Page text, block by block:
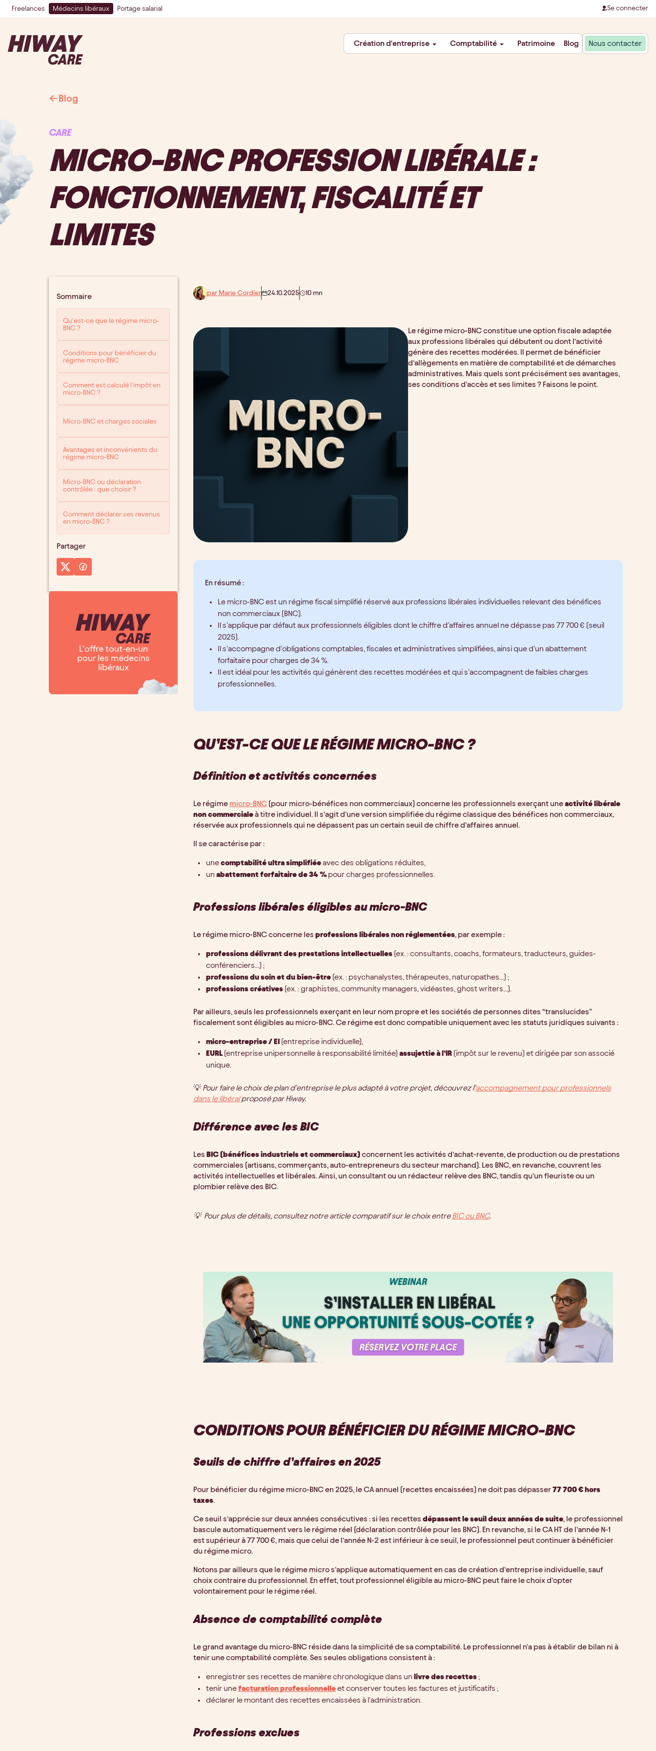
Freelances Médecins libéraux Portage salarial Se connecter
Création d'entreprise Comptabilité Patrimoine Blog Nous contacter
Blog
CARE
MICRO-BNC PROFESSION LIBÉRALE :
FONCTIONNEMENT, FISCALITÉ ET
LIMITES
Sommaire
Qu’est-ce que le régime micro-
BNC ?
Conditions pour bénéficier du
régime micro-BNC
Comment est calculé l’impôt en
micro-BNC ?
Micro-BNC et charges sociales
Avantages et inconvénients du
régime micro-BNC
Micro-BNC ou déclaration
contrôlée : que choisir ?
Comment déclarer ses revenus
en micro-BNC ?
Partager
L’offre tout-en-un
pour les médecins
libéraux
par Marie Cordier 24.10.2025 10 mn
Le régime micro-BNC constitue une option fiscale adaptée
aux professions libérales qui débutent ou dont l’activité
génère des recettes modérées. Il permet de bénéficier
d’allègements en matière de comptabilité et de démarches
administratives. Mais quels sont précisément ses avantages,
ses conditions d’accès et ses limites ? Faisons le point.
En résumé :
Le micro-BNC est un régime fiscal simplifié réservé aux professions libérales individuelles relevant des bénéfices
non commerciaux (BNC).
Il s’applique par défaut aux professionnels éligibles dont le chiffre d’affaires annuel ne dépasse pas 77 700 € (seuil
2025).
Il s’accompagne d’obligations comptables, fiscales et administratives simplifiées, ainsi que d’un abattement
forfaitaire pour charges de 34 %.
Il est idéal pour les activités qui génèrent des recettes modérées et qui s’accompagnent de faibles charges
professionnelles.
QU’EST-CE QUE LE RÉGIME MICRO-BNC ?
Définition et activités concernées
Le régime micro-BNC (pour micro-bénéfices non commerciaux) concerne les professionnels exerçant uneactivité libérale
non commercialeà titre individuel. Il s’agit d’une version simplifiée du régime classique des bénéfices non commerciaux,
réservée aux professionnels qui ne dépassent pas un certain seuil de chiffre d’affaires annuel.
Il se caractérise par :
unecomptabilité ultra simplifiéeavec des obligations réduites,
un abattement forfaitaire de 34 %pour charges professionnelles.
Professions libérales éligibles au micro-BNC
Le régime micro-BNC concerne les professions libérales non réglementées, par exemple :
professions délivrant des prestations intellectuelles (ex. : consultants, coachs, formateurs, traducteurs, guides-
conférenciers…) ;
professions du soin et du bien-être (ex. : psychanalystes, thérapeutes, naturopathes…) ;
professions créatives (ex. : graphistes, community managers, vidéastes, ghost writers…).
Par ailleurs, seuls les professionnels exerçant en leur nom propre et les sociétés de personnes dites “translucides”
fiscalement sont éligibles au micro-BNC. Ce régime est donc compatible uniquement avec les statuts juridiques suivants :
micro-entreprise / EI (entreprise individuelle),
EURL (entreprise unipersonnelle à responsabilité limitée) assujettie à l’IR (impôt sur le revenu) et dirigée par son associé
unique.
💡 Pour faire le choix de plan d’entreprise le plus adapté à votre projet, découvrez l’accompagnement pour professionnels
dans le libéralproposé par Hiway.
Différence avec les BIC
Les BIC (bénéfices industriels et commerciaux)concernent les activités d’achat-revente, de production ou de prestations
commerciales (artisans, commerçants, auto-entrepreneurs du secteur marchand). Les BNC, en revanche, couvrent les
activités intellectuelles et libérales. Ainsi, un consultant ou un rédacteur relève des BNC, tandis qu’un fleuriste ou un
plombier relève des BIC.
💡 Pour plus de détails, consultez notre article comparatif sur le choix entreBIC ou BNC.
CONDITIONS POUR BÉNÉFICIER DU RÉGIME MICRO-BNC
Seuils de chiffre d’affaires en 2025
Pour bénéficier du régime micro-BNC en 2025, le CA annuel (recettes encaissées) ne doit pas dépasser77 700 € hors
taxes.
Ce seuil s’apprécie sur deux années consécutives : si les recettes dépassent le seuil deux années de suite, le professionnel
bascule automatiquement vers le régime réel (déclaration contrôlée pour les BNC). En revanche, si le CA HT de l’année N-1
est supérieur à 77 700 €, mais que celui de l’année N-2 est inférieur à ce seuil, le professionnel peut continuer à bénéficier
du régime micro.
Notons par ailleurs que le régime micro s’applique automatiquement en cas de création d’entreprise individuelle, sauf
choix contraire du professionnel. En effet, tout professionnel éligible au micro-BNC peut faire le choix d’opter
volontairement pour le régime réel.
Absence de comptabilité complète
Le grand avantage du micro-BNC réside dans la simplicité de sa comptabilité. Le professionnel n’a pas à établir de bilan ni à
tenir une comptabilité complète. Ses seules obligations consistent à :
enregistrer ses recettes de manière chronologique dans un livre des recettes;
tenir unefacturation professionnelleet conserver toutes les factures et justificatifs ;
déclarer le montant des recettes encaissées à l’administration.
Professions exclues